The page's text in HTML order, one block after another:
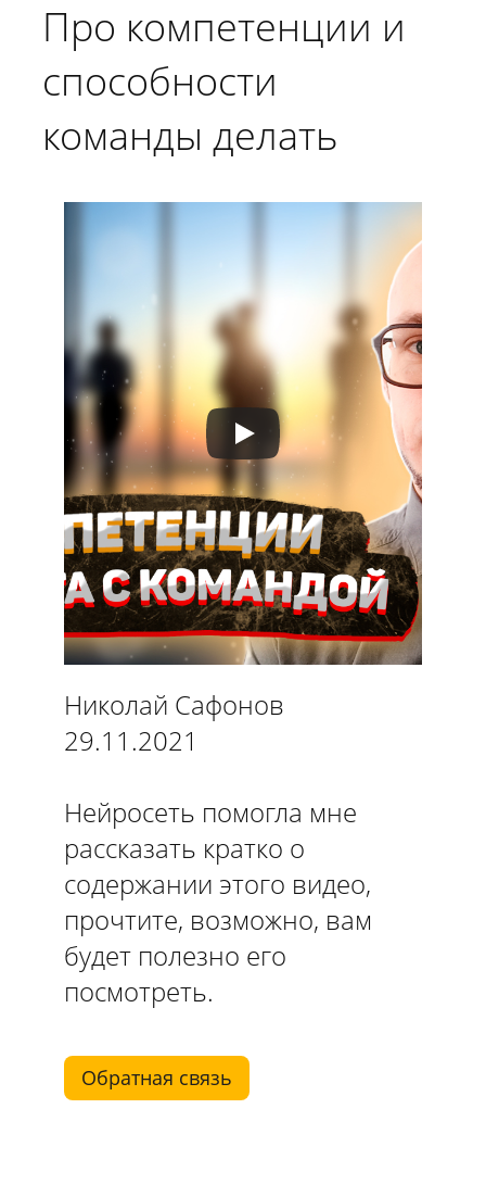
Про компетенции и
способности
команды делать
человека больше
Николай Сафонов
29.11.2021
Нейросеть помогла мне
рассказать кратко о
содержании этого видео,
прочтите, возможно, вам
будет полезно его
посмотреть.
Обратная связь